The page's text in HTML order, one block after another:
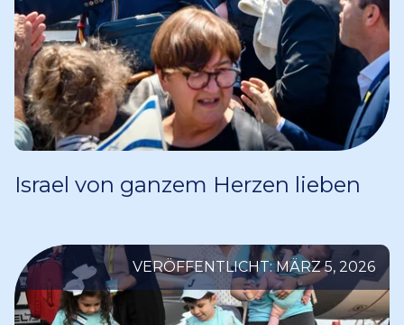
Israel von ganzem Herzen lieben
VERÖFFENTLICHT: MÄRZ 5, 2026